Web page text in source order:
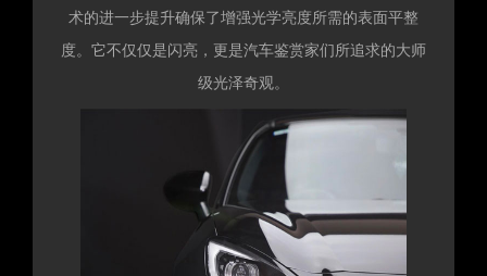
术的进一步提升确保了增强光学亮度所需的表面平整
度。它不仅仅是闪亮，更是汽车鉴赏家们所追求的大师
级光泽奇观。